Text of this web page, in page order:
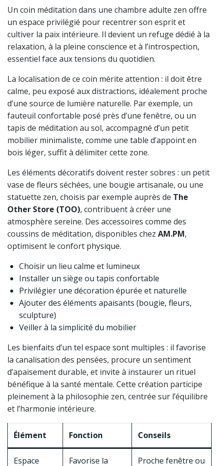
Un coin méditation dans une chambre adulte zen offre
un espace privilégié pour recentrer son esprit et
cultiver la paix intérieure. Il devient un refuge dédié à la
relaxation, à la pleine conscience et à l’introspection,
essentiel face aux tensions du quotidien.
La localisation de ce coin mérite attention : il doit être
calme, peu exposé aux distractions, idéalement proche
d’une source de lumière naturelle. Par exemple, un
fauteuil confortable posé près d’une fenêtre, ou un
tapis de méditation au sol, accompagné d’un petit
mobilier minimaliste, comme une table d’appoint en
bois léger, suffit à délimiter cette zone.
Les éléments décoratifs doivent rester sobres : un petit
vase de fleurs séchées, une bougie artisanale, ou une
statuette zen, choisis par exemple auprès de The
Other Store (TOO), contribuent à créer une
atmosphère sereine. Des accessoires comme des
coussins de méditation, disponibles chez AM.PM,
optimisent le confort physique.
Choisir un lieu calme et lumineux
Installer un siège ou tapis confortable
Privilégier une décoration épurée et naturelle
Ajouter des éléments apaisants (bougie, fleurs,
sculpture)
Veiller à la simplicité du mobilier
Les bienfaits d’un tel espace sont multiples : il favorise
la canalisation des pensées, procure un sentiment
d’apaisement durable, et invite à instaurer un rituel
bénéfique à la santé mentale. Cette création participe
pleinement à la philosophie zen, centrée sur l’équilibre
et l’harmonie intérieure.
Élément Fonction Conseils
Espace Favorise la Proche fenêtre ou